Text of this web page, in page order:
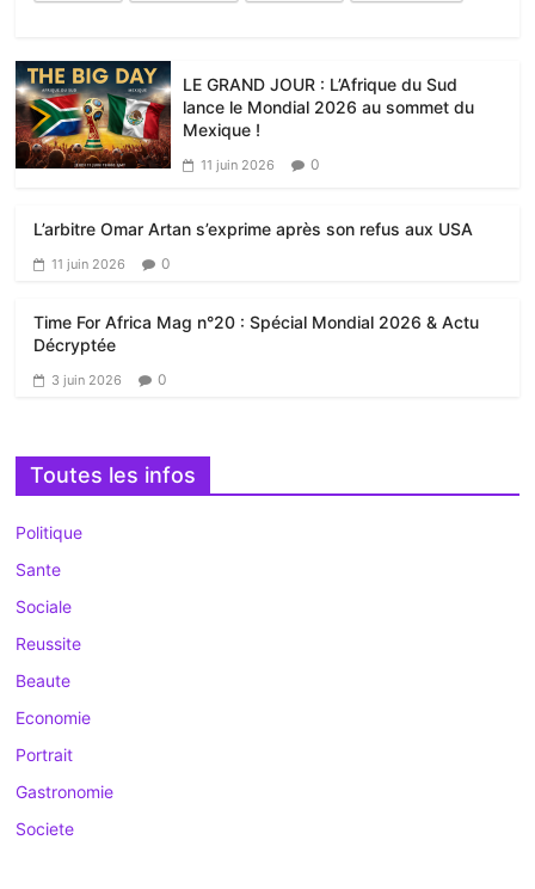
LE GRAND JOUR : L’Afrique du Sud
lance le Mondial 2026 au sommet du
Mexique !
11 juin 2026 0
L’arbitre Omar Artan s’exprime après son refus aux USA
11 juin 2026 0
Time For Africa Mag n°20 : Spécial Mondial 2026 & Actu
Décryptée
3 juin 2026 0
Toutes les infos
Politique
Sante
Sociale
Reussite
Beaute
Economie
Portrait
Gastronomie
Societe